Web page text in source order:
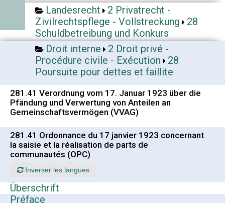
Landesrecht
2 Privatrecht -
Zivilrechtspflege - Vollstreckung
28
Schuldbetreibung und Konkurs
Droit interne
2 Droit privé -
Procédure civile - Exécution
28
Poursuite pour dettes et faillite
281.41 Verordnung vom 17. Januar 1923 über die
Pfändung und Verwertung von Anteilen an
Gemeinschaftsvermögen (VVAG)
281.41 Ordonnance du 17 janvier 1923 concernant
la saisie et la réalisation de parts de
communautés (OPC)
Inverser les langues
Überschrift
Préface